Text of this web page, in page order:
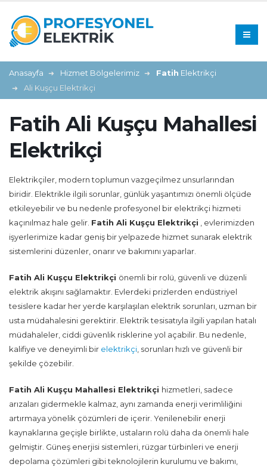
Anasayfa Hizmet Bölgelerimiz Fatih Elektrikçi
Ali Kuşçu Elektrikçi
Fatih Ali Kuşçu Mahallesi
Elektrikçi
Elektrikçiler, modern toplumun vazgeçilmez unsurlarından
biridir. Elektrikle ilgili sorunlar, günlük yaşantımızı önemli ölçüde
etkileyebilir ve bu nedenle profesyonel bir elektrikçi hizmeti
kaçınılmaz hale gelir. Fatih Ali Kuşçu Elektrikçi , evlerimizden
işyerlerimize kadar geniş bir yelpazede hizmet sunarak elektrik
sistemlerini düzenler, onarır ve bakımını yaparlar.
Fatih Ali Kuşçu Elektrikçi önemli bir rolü, güvenli ve düzenli
elektrik akışını sağlamaktır. Evlerdeki prizlerden endüstriyel
tesislere kadar her yerde karşılaşılan elektrik sorunları, uzman bir
usta müdahalesini gerektirir. Elektrik tesisatıyla ilgili yapılan hatalı
müdahaleler, ciddi güvenlik risklerine yol açabilir. Bu nedenle,
kalifiye ve deneyimli bir elektrikçi , sorunları hızlı ve güvenli bir
şekilde çözebilir.
Fatih Ali Kuşçu Mahallesi Elektrikçi hizmetleri, sadece
arızaları gidermekle kalmaz, aynı zamanda enerji verimliliğini
artırmaya yönelik çözümleri de içerir. Yenilenebilir enerji
kaynaklarına geçişle birlikte, ustaların rolü daha da önemli hale
gelmiştir. Güneş enerjisi sistemleri, rüzgar türbinleri ve enerji
depolama çözümleri gibi teknolojilerin kurulumu ve bakımı,